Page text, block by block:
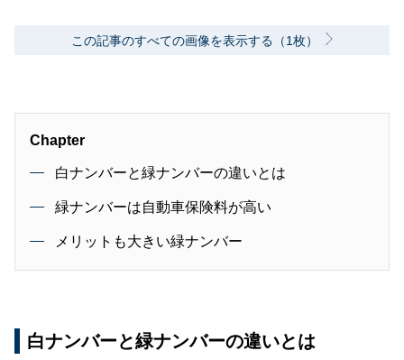
この記事のすべての画像を表示する（1枚）
Chapter
白ナンバーと緑ナンバーの違いとは
緑ナンバーは自動車保険料が高い
メリットも大きい緑ナンバー
白ナンバーと緑ナンバーの違いとは